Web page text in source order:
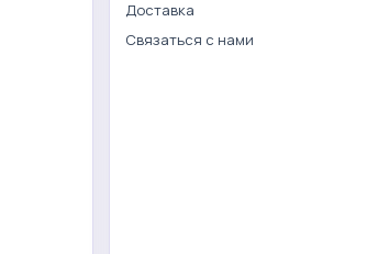
Доставка
Связаться с нами